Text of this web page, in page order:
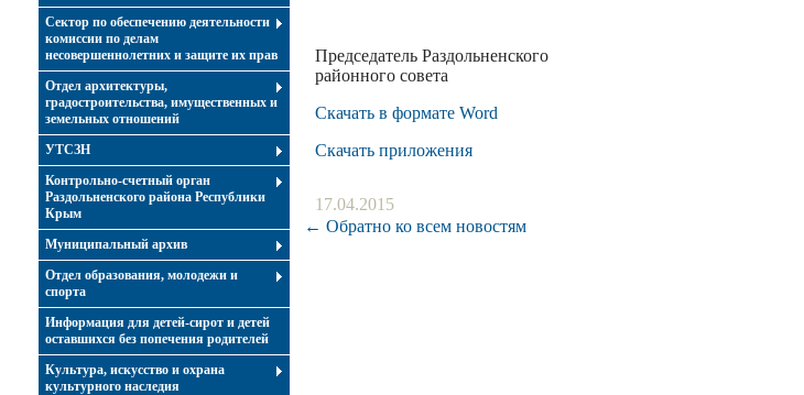
Сектор по обеспечению деятельности
комиссии по делам
несовершеннолетних и защите их прав
Отдел архитектуры,
градостроительства, имущественных и
земельных отношений
УТСЗН
Контрольно-счетный орган
Раздольненского района Республики
Крым
Муниципальный архив
Отдел образования, молодежи и
спорта
Информация для детей-сирот и детей
оставшихся без попечения родителей
Культура, искусство и охрана
культурного наследия
Председатель Раздольненского
районного
Скачать в формате Word
Скачать приложения
17.04.2015
← Обратно ко всем новостям